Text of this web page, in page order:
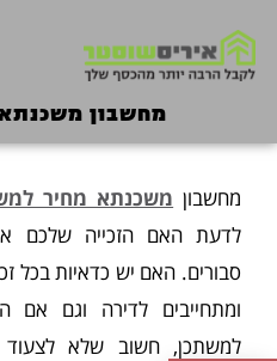
לתוכן
מחשבון
מחשבון משכנתא מחיר
לדעת האם הזכייה שלכם
סבורים. האם יש כדאיות בכל
ומתחייבים לדירה וגם
למשתכן, חשוב שלא